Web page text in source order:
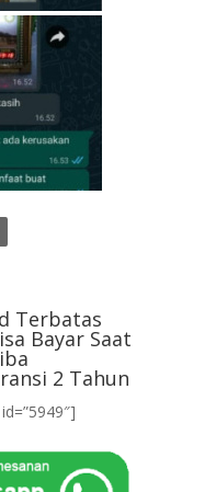
Terbatas
Bayar Saat
2 Tahun